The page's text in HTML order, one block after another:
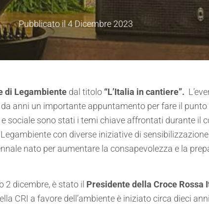
Pubblicato il4 Dicembre 2023
di Legambiente dal titolo “L’Italia in cantiere”.
anni un importante appuntamento per fare il
sociale sono stati i temi chiave affrontati durante il
con diverse iniziative di
nato per aumentare la consapevolezza e la
2 dicembre, è stato il Presidente della Croce Rossa
CRI a favore dell’ambiente è iniziato circa dieci